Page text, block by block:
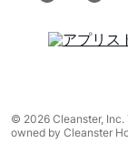
© 2026 Cleanster, Inc.
owned by Cleanster